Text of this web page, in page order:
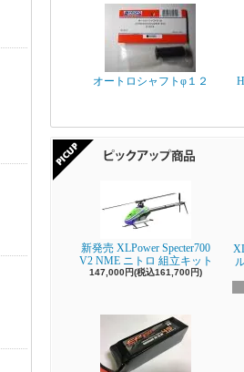
オートロシャフトφ１２
新発売 XLPower Specter700
V2 NME ニトロ 組立キット
147,000円(税込161,700円)